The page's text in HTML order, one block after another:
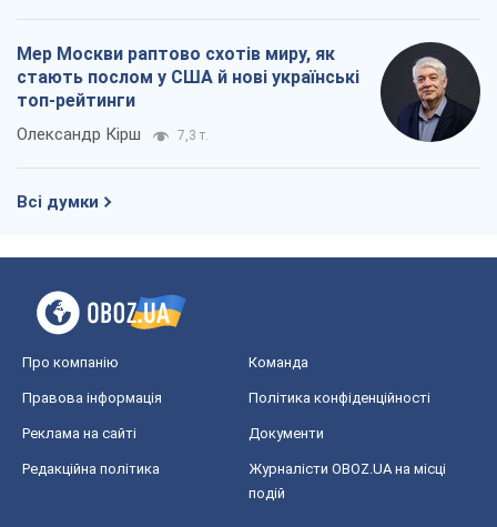
Мер Москви раптово схотів миру, як
стають послом у США й нові українські
топ-рейтинги
Олександр Кірш 7,3 т.
Всі думки
Про компанію Команда
Правова інформація Політика конфіденційності
Реклама на сайті Документи
Редакційна політика
Журналісти OBOZ.UA на місці
подій